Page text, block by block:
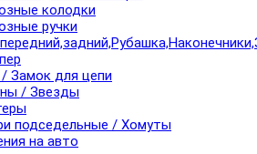
колодки
ручки
Замок для цепи
/ Звезды
подседельные / Хомуты
на авто